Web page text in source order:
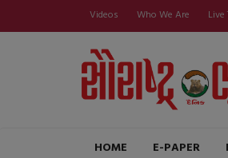
Videos Who We Are Live
HOME E-PAPER